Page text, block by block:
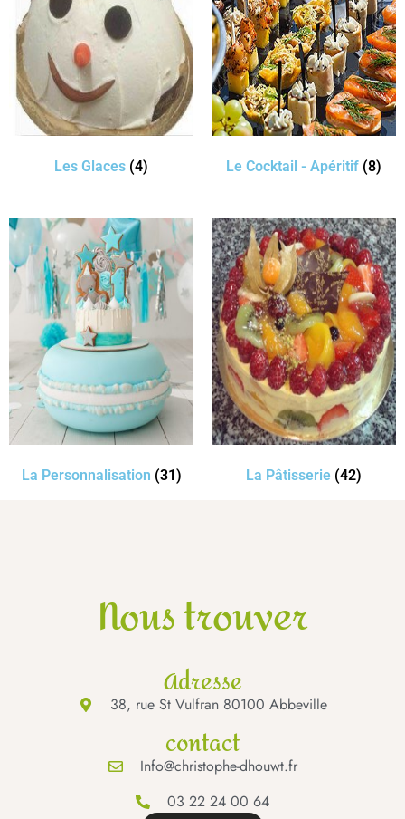
Les Glaces (4) Le Cocktail - Apéritif (8)
La Personnalisation (31) La Pâtisserie (42)
Nous trouver
Adresse
38, rue St Vulfran 80100 Abbeville
contact
Info@christophe-dhouwt.fr
03 22 24 00 64